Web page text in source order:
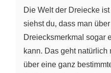
Die Welt der Dreiecke
siehst du, dass man
Dreiecksmerkmal sogar
kann. Das geht natürlich
über eine ganz